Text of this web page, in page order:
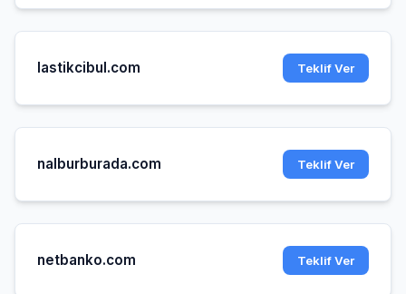
lastikcibul.com Teklif Ver
nalburburada.com Teklif Ver
netbanko.com Teklif Ver